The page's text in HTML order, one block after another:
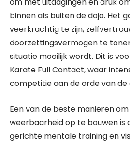
binnen als buiten de dojo. Het
veerkrachtig te zijn,
doorzettingsvermogen te
situatie moeilijk wordt. Dit is
Karate Full Contact, waar
competitie aan de orde van de
Een van de beste manieren
weerbaarheid op te bouwen is
gerichte mentale training en